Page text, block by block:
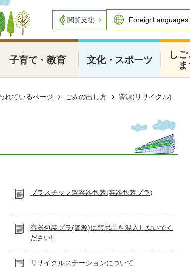
閲覧支援
子育て・教育 文化・スポーツ
し
れているページ ごみの出し方 資源(リサイクル)
プラスチック製容器包装(容器包装プラ)
容器包装プラ(資源)に禁忌品を混入しないでく
ださい!
リサイクルステーションについて